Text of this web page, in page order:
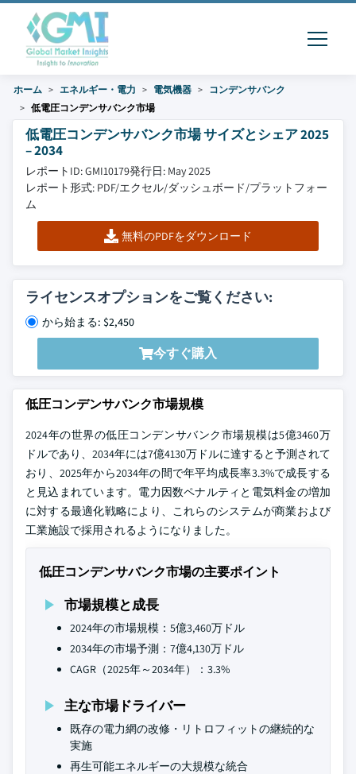
ホーム エネルギー・電力 電気機器
コンデンサバンク
低電圧コンデンサバンク市場
低電圧コンデンサバンク市場 サイズとシェア 2025
– 2034
レポートID: GMI10179発行日: May 2025
レポート形式: PDF/エクセル/ダッシュボード/プラットフォー
ム
無料のPDFをダウンロード
ライセンスオプションをご覧ください:
から始まる: $2,450
今すぐ購入
低圧コンデンサバンク市場規模
2024年の世界の低圧コンデンサバンク市場規模は5億3460万
ドルであり、2034年には7億4130万ドルに達すると予測されて
おり、2025年から2034年の間で年平均成長率3.3%で成長する
と見込まれています。電力因数ペナルティと電気料金の増加
に対する最適化戦略により、これらのシステムが商業および
工業施設で採用されるようになりました。
低圧コンデンサバンク市場の主要ポイント
市場規模と成長
2024年の市場規模：5億3,460万ドル
2034年の市場予測：7億4,130万ドル
CAGR（2025年～2034年）：3.3%
主な市場ドライバー
既存の電力網の改修・リトロフィットの継続的な
実施
再生可能エネルギーの大規模な統合